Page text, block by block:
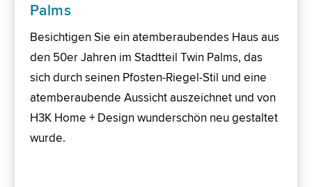
Palms
Besichtigen Sie ein atemberaubendes Haus aus
den 50er Jahren im Stadtteil Twin Palms, das
sich durch seinen Pfosten-Riegel-Stil und eine
atemberaubende Aussicht auszeichnet und von
H3K Home + Design wunderschön neu gestaltet
wurde.